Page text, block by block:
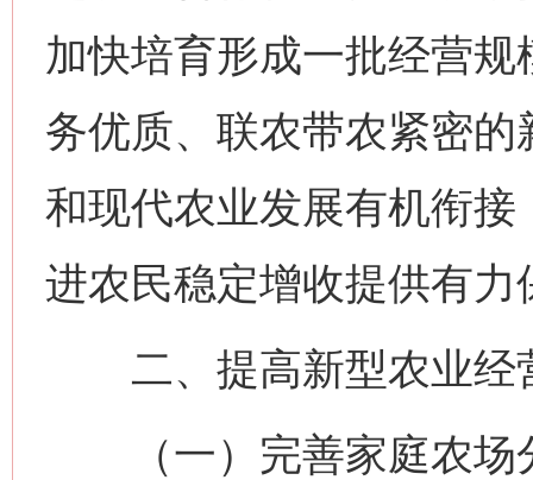
加快培育形成一批经营
务优质、联农带农紧密
和现代农业发展有机衔
进农民稳定增收提供有力
二、提高新型农业经
（一）完善家庭农场